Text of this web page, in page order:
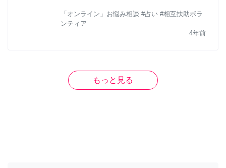
「オンライン」お悩み相談 #占い #相互扶助ボラ
ンティア
4年前
もっと見る